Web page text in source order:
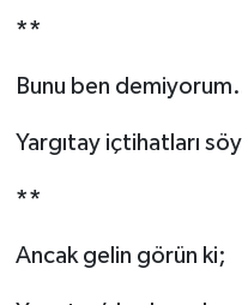
**
Bunu ben
Yargıtay içtihatları
**
Ancak gelin görün ki;